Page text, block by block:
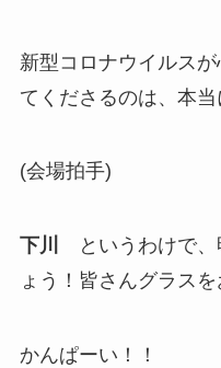
新型コロナウイルス
てくださるのは、本当
(会場拍手)
下川
というわけで、
ょう！皆さんグラスを
かんぱーい！！